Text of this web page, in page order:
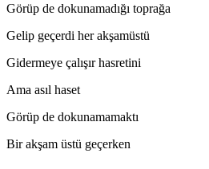
Görüp de dokunamadığı toprağa
Gelip geçerdi her akşamüstü
Gidermeye çalışır hasretini
Ama asıl haset
Görüp de dokunamamaktı
Bir akşam üstü geçerken